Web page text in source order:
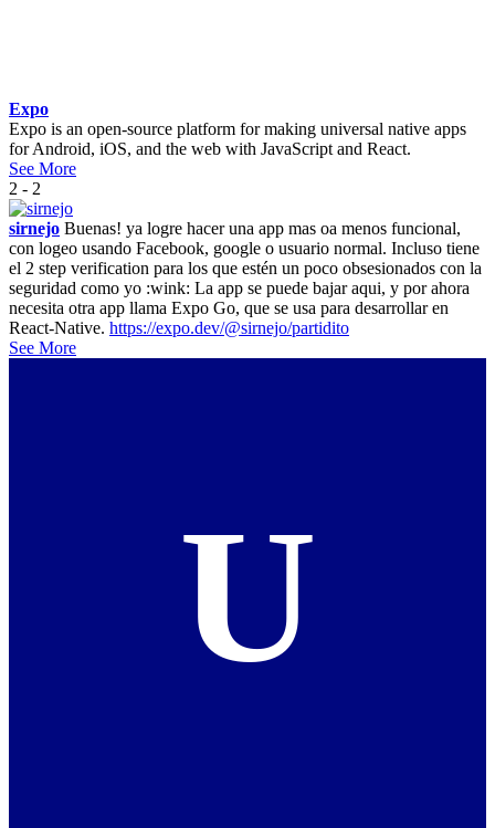
Expo
Expo is an open-source platform for making universal native apps
for Android, iOS, and the web with JavaScript and React.
See More
2 - 2
sirnejo Buenas! ya logre hacer una app mas oa menos funcional,
con logeo usando Facebook, google o usuario normal. Incluso tiene
el 2 step verification para los que estén un poco obsesionados con la
seguridad como yo :wink: La app se puede bajar aqui, y por ahora
necesita otra app llama Expo Go, que se usa para desarrollar en
React-Native. https://expo.dev/@sirnejo/partidito
See More
U